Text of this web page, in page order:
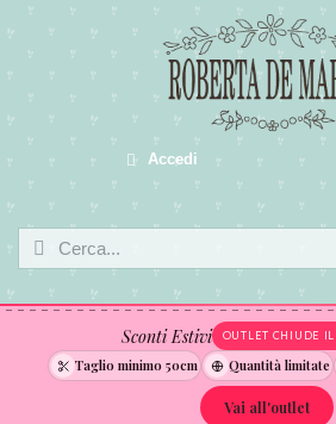
Accedi
Sconti Estivi OUTLET CHIUDE IL
Taglio minimo 50cm Quantità limitate
Vai all'outlet